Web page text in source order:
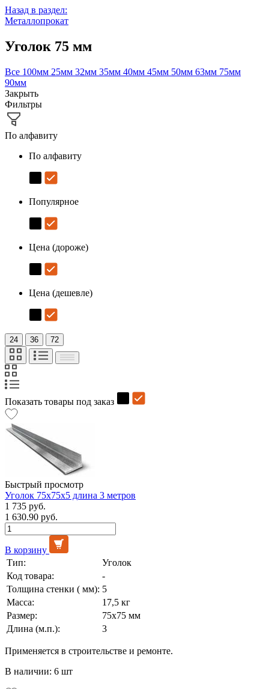
Назад в раздел:
Металлопрокат
Уголок 75 мм
Все 100мм 25мм 32мм 35мм 40мм 45мм 50мм 63мм 75мм
90мм
Закрыть
Фильтры
По алфавиту
По алфавиту
Популярное
Цена (дороже)
Цена (дешевле)
24 36 72
Показать товары под заказ
Быстрый просмотр
Уголок 75х75х5 длина 3 метров
1 735 руб.
1 630.90 руб.
В корзину
Тип:
Уголок
Код товара:
-
Толщина стенки ( мм): 5
Масса:
17,5 кг
Размер:
75х75 мм
Длина (м.п.):
3
Применяется в строительстве и ремонте.
В наличии: 6 шт